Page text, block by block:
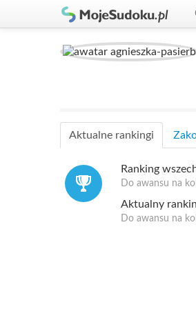
Aktualne rankingi
Ranking
Do awansu na
Aktualny
Do awansu na